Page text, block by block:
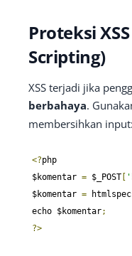
Proteksi
Scripting)
XSS terjadi jika
berbahaya.
membersihkan input:
<?php
$komentar = $_POST
$komentar =
echo $komentar;
?>